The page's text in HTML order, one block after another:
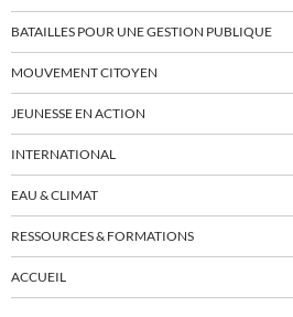
BATAILLES POUR UNE GESTION PUBLIQUE
MOUVEMENT CITOYEN
JEUNESSE EN ACTION
INTERNATIONAL
EAU & CLIMAT
RESSOURCES & FORMATIONS
ACCUEIL